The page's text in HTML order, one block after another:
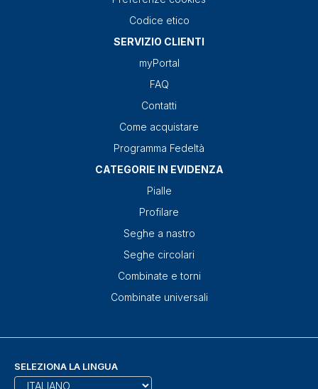
Codice etico
SERVIZIO CLIENTI
myPortal
FAQ
Contatti
Come acquistare
Programma Fedeltà
CATEGORIE IN EVIDENZA
Pialle
Profilare
Seghe a nastro
Seghe circolari
Combinate e torni
Combinate universali
SELEZIONA LA LINGUA